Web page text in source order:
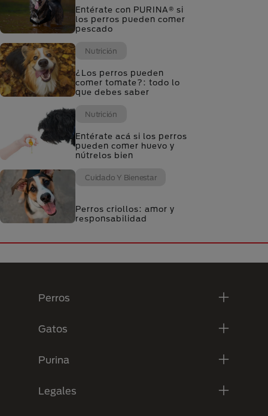
Entérate con PURINA® si
los perros pueden comer
pescado
Nutrición
¿Los perros pueden
comer tomate?: todo lo
que debes saber
Nutrición
Entérate acá si los perros
pueden comer huevo y
nútrelos bien
Cuidado Y Bienestar
Perros criollos: amor y
responsabilidad
Perros
Gatos
Purina
Legales